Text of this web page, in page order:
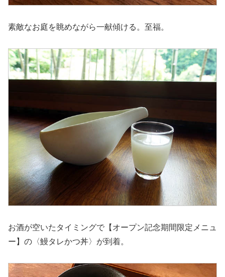
素敵なお庭を眺めながら一献傾ける。至福。
お酒が空いたタイミングで【オープン記念期間限定メニュ
ー】の〈鰻タレかつ丼〉が到着。